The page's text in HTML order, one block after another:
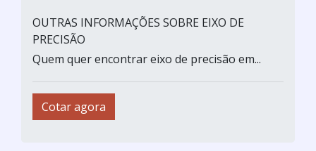
OUTRAS INFORMAÇÕES SOBRE EIXO DE
PRECISÃO
Quem quer encontrar eixo de precisão em...
Cotar agora